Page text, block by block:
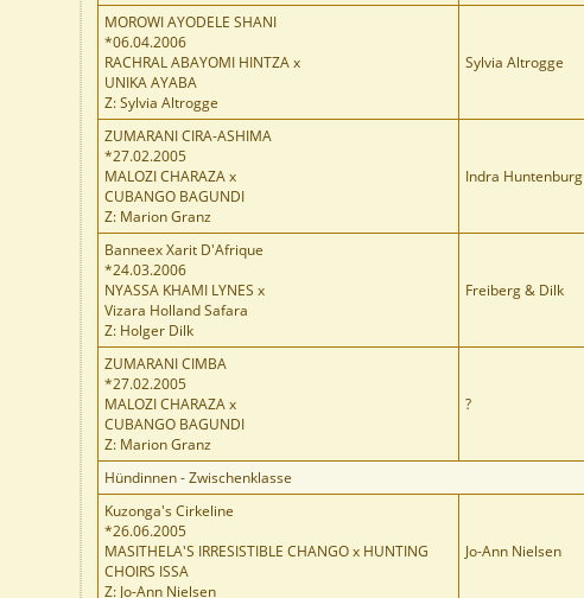
MOROWI AYODELE SHANI
*06.04.2006
RACHRAL ABAYOMI HINTZA x
UNIKA AYABA
Z: Sylvia Altrogge
Sylvia Altrogge
ZUMARANI CIRA-ASHIMA
*27.02.2005
MALOZI CHARAZA x
CUBANGO BAGUNDI
Z: Marion Granz
Indra Huntenburg
Banneex Xarit D'Afrique
*24.03.2006
NYASSA KHAMI LYNES x
Vizara Holland Safara
Z: Holger Dilk
Freiberg & Dilk
ZUMARANI CIMBA
*27.02.2005
MALOZI CHARAZA x
CUBANGO BAGUNDI
Z: Marion Granz
?
Hündinnen - Zwischenklasse
Kuzonga's Cirkeline
*26.06.2005
MASITHELA'S IRRESISTIBLE CHANGO x HUNTING
CHOIRS ISSA
Z: Jo-Ann Nielsen
Jo-Ann Nielsen